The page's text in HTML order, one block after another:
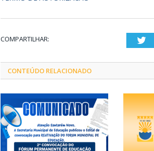
COMPARTILHAR:
CONTEÚDO RELACIONADO